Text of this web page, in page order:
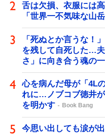
舌は欠損、衣服には
「世界一不気味な山
「死ぬとか言うな！
を残して自死した…
さ」に向き合う魂の
心を病んだ母が「4L
れに…ノブコブ徳井
を明かす
Book Bang
今思い出しても涙が